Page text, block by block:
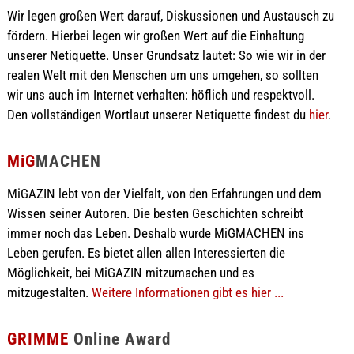
Wir legen großen Wert darauf, Diskussionen und Austausch zu
fördern. Hierbei legen wir großen Wert auf die Einhaltung
unserer Netiquette. Unser Grundsatz lautet: So wie wir in der
realen Welt mit den Menschen um uns umgehen, so sollten
wir uns auch im Internet verhalten: höflich und respektvoll.
Den vollständigen Wortlaut unserer Netiquette findest du hier.
MiGMACHEN
MiGAZIN lebt von der Vielfalt, von den Erfahrungen und dem
Wissen seiner Autoren. Die besten Geschichten schreibt
immer noch das Leben. Deshalb wurde MiGMACHEN ins
Leben gerufen. Es bietet allen allen Interessierten die
Möglichkeit, bei MiGAZIN mitzumachen und es
mitzugestalten. Weitere Informationen gibt es hier ...
GRIMME Online Award